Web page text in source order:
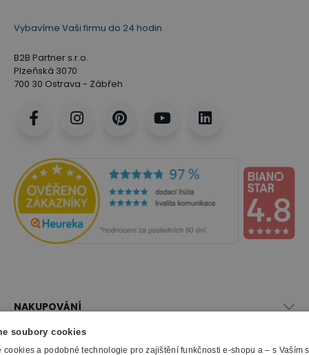
Vybavíme Vaši firmu do 24 hodin
B2B Partner s.r.o.
Plzeňská 3070
700 30 Ostrava - Zábřeh
NAKUPOVÁNÍ
Vše o nákupu
Obchodní podmínky
SLUŽBY
soubory cookies
cookies a podobné technologie pro zajištění funkčnosti e-shopu a – s Vaším